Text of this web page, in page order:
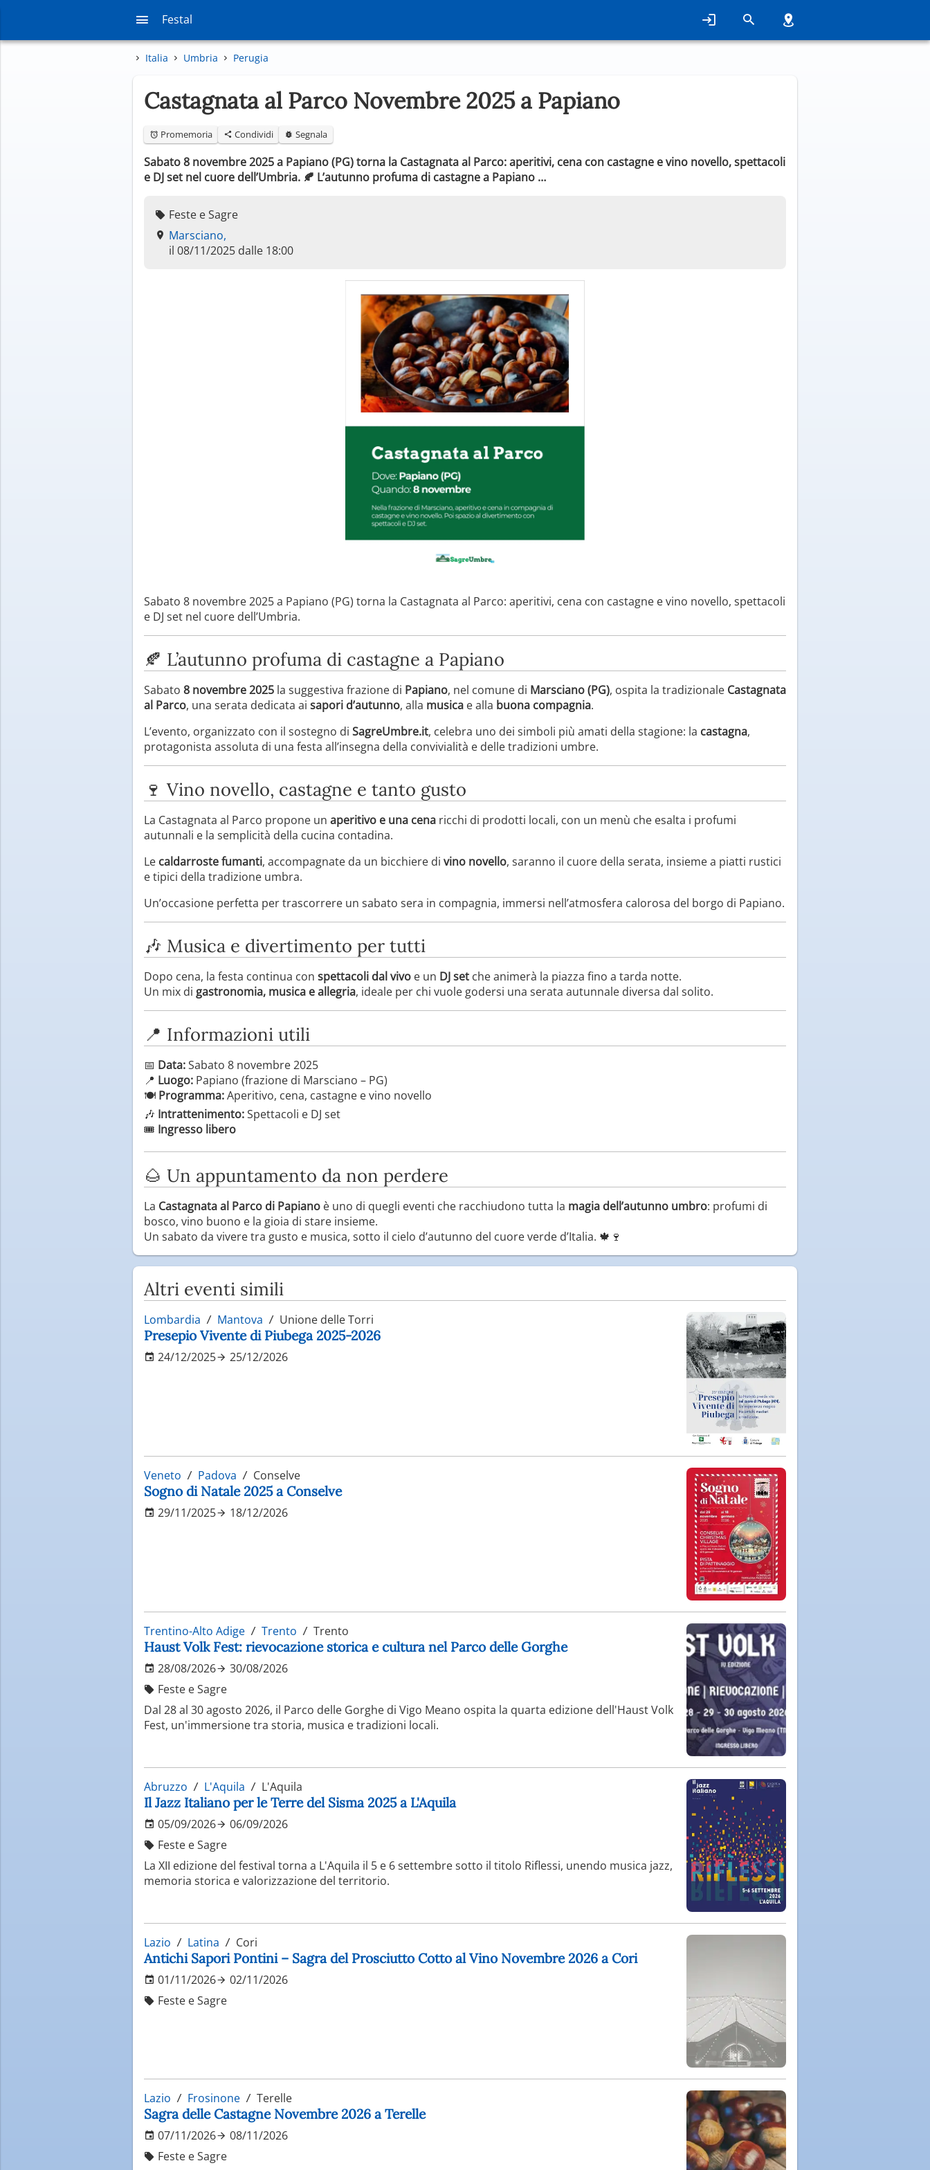
Festal
Italia Umbria Perugia
Castagnata al Parco Novembre 2025 a Papiano
Promemoria Condividi Segnala
Sabato 8 novembre 2025 a Papiano (PG) torna la Castagnata al Parco: aperitivi, cena con castagne e vino novello, spettacoli
e DJ set nel cuore dell’Umbria. 🍂 L’autunno profuma di castagne a Papiano …
Feste e Sagre
Marsciano,
il 08/11/2025 dalle 18:00
Sabato 8 novembre 2025 a Papiano (PG) torna la Castagnata al Parco: aperitivi, cena con castagne e vino novello, spettacoli
e DJ set nel cuore dell’Umbria.
🍂 L’autunno profuma di castagne a Papiano
Sabato 8 novembre 2025 la suggestiva frazione di Papiano, nel comune di Marsciano (PG), ospita la tradizionale Castagnata
al Parco, una serata dedicata ai sapori d’autunno, alla musica e alla buona compagnia.
L’evento, organizzato con il sostegno di SagreUmbre.it, celebra uno dei simboli più amati della stagione: la castagna,
protagonista assoluta di una festa all’insegna della convivialità e delle tradizioni umbre.
🍷 Vino novello, castagne e tanto gusto
La Castagnata al Parco propone un aperitivo e una cena ricchi di prodotti locali, con un menù che esalta i profumi
autunnali e la semplicità della cucina contadina.
Le caldarroste fumanti, accompagnate da un bicchiere di vino novello, saranno il cuore della serata, insieme a piatti rustici
e tipici della tradizione umbra.
Un’occasione perfetta per trascorrere un sabato sera in compagnia, immersi nell’atmosfera calorosa del borgo di Papiano.
🎶 Musica e divertimento per tutti
Dopo cena, la festa continua con spettacoli dal vivo e un DJ set che animerà la piazza fino a tarda notte.
Un mix di gastronomia, musica e allegria, ideale per chi vuole godersi una serata autunnale diversa dal solito.
📍 Informazioni utili
📅 Data:Sabato 8 novembre 2025
📍 Luogo: Papiano (frazione di Marsciano – PG)
🍽️ Programma:Aperitivo, cena, castagne e vino novello
🎶 Intrattenimento:Spettacoli e DJ set
🎟️ Ingresso libero
🌰 Un appuntamento da non perdere
La Castagnata al Parco di Papiano è uno di quegli eventi che racchiudono tutta la magia dell’autunno umbro: profumi di
bosco, vino buono e la gioia di stare insieme.
Un sabato da vivere tra gusto e musica, sotto il cielo d’autunno del cuore verde d’Italia. 🍁🍷
Altri eventi simili
Lombardia Mantova Unione delle Torri
Presepio Vivente di Piubega 2025-2026
24/12/2025 25/12/2026
Veneto Padova Conselve
Sogno di Natale 2025 a Conselve
29/11/2025 18/12/2026
Trentino-Alto Adige Trento Trento
Haust Volk Fest: rievocazione storica e cultura nel Parco delle Gorghe
28/08/2026
30/08/2026
Feste e Sagre
Dal 28 al 30 agosto 2026, il Parco delle Gorghe di Vigo Meano ospita la quarta edizione dell'Haust Volk
Fest, un'immersione tra storia, musica e tradizioni locali.
Abruzzo L'Aquila L'Aquila
Il Jazz Italiano per le Terre del Sisma 2025 a L'Aquila
05/09/2026
06/09/2026
Feste e Sagre
La XII edizione del festival torna a L'Aquila il 5 e 6 settembre sotto il titolo Riflessi, unendo musica jazz,
memoria storica e valorizzazione del territorio.
Lazio Latina Cori
Antichi Sapori Pontini – Sagra del Prosciutto Cotto al Vino Novembre 2026 a Cori
01/11/2026
02/11/2026
Feste e Sagre
Lazio Frosinone Terelle
Sagra delle Castagne Novembre 2026 a Terelle
07/11/2026
08/11/2026
Feste e Sagre